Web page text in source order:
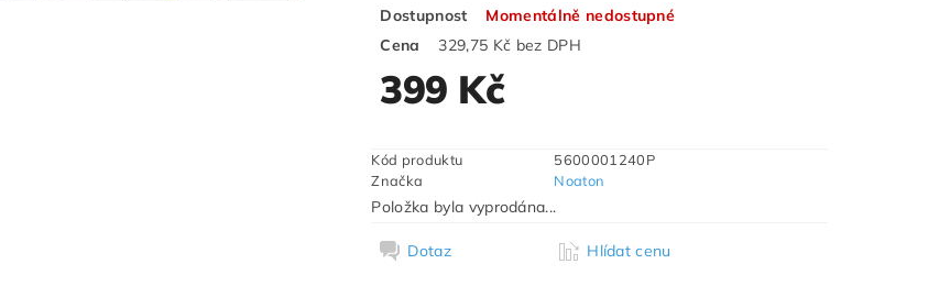
Dostupnost
Momentálně nedostupné
Cena
329,75 Kč bez DPH
399 Kč
Kód produktu
5600001240P
Značka
Noaton
Položka byla vyprodána...
Dotaz Hlídat cenu